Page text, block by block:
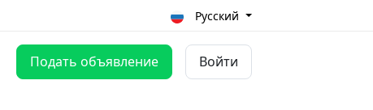
Русский
Подать объявление Войти